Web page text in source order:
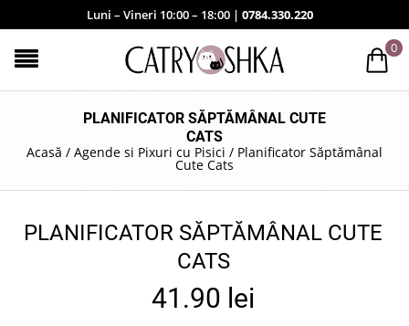
Luni – Vineri 10:00 – 18:00 | 0784.330.220
0
PLANIFICATOR SĂPTĂMÂNAL CUTE
CATS
Acasă / Agende si Pixuri cu Pisici / Planificator Săptămânal
Cute Cats
PLANIFICATOR SĂPTĂMÂNAL CUTE
CATS
41.90 lei